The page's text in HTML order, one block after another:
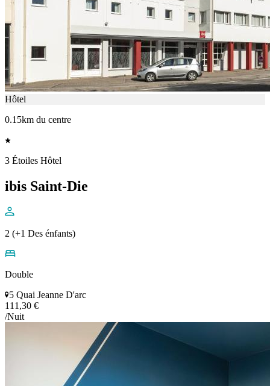
Hôtel
0.15km du centre
3 Étoiles Hôtel
ibis Saint-Die
2 (+1 Des énfants)
Double
5 Quai Jeanne D'arc
111,30 €
/Nuit